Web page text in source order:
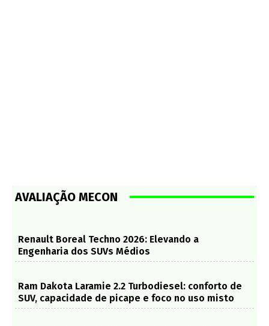
AVALIAÇÃO MECON
Renault Boreal Techno 2026: Elevando a
Engenharia dos SUVs Médios
Ram Dakota Laramie 2.2 Turbodiesel: conforto de
SUV, capacidade de picape e foco no uso misto